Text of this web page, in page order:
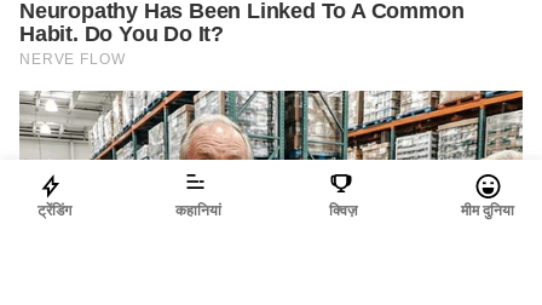
ट्रेंडिंग कहानियां क्विज़ मीम दुनिया